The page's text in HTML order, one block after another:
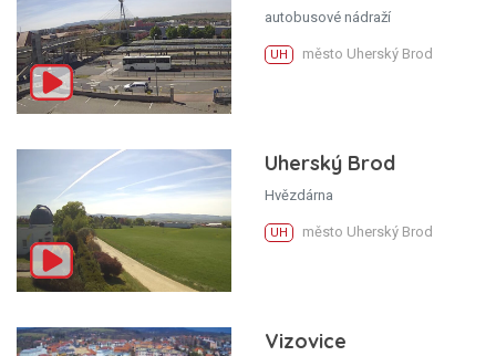
autobusové nádraží
UH město Uherský Brod
Uherský Brod
Hvězdárna
UH město Uherský Brod
Vizovice